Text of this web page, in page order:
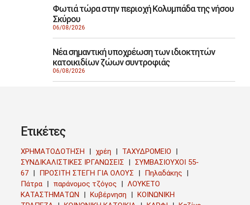
Φωτιά τώρα στην περιοχή Κολυμπάδα της νήσου
Σκύρου
06/08/2026
Νέα σημαντική υποχρέωση των ιδιοκτητών
κατοικιδίων ζώων συντροφιάς
06/08/2026
Ετικέτες
ΧΡΗΜΑΤΟΔΟΤΗΣΗ χρέη
ΤΑΧΥΔΡΟΜΕΙΟ
ΣΥΝΔΙΚΑΛΙΣΤΙΚΕΣ ΙΡΓΑΝΩΣΕΙΣ
ΣΥΜΒΑΣΙΟΥΧΟΙ 55-
67
ΠΡΟΣΙΤΗ ΣΤΕΓΗ ΓΙΑ ΟΛΟΥΣ
Πηλαδάκης
Πάτρα
παράνομος τζόγος
ΛΟΥΚΕΤΟ
ΚΑΤΑΣΤΗΜΑΤΩΝ
Κυβέρνηση
ΚΟΙΝΩΝΙΚΗ